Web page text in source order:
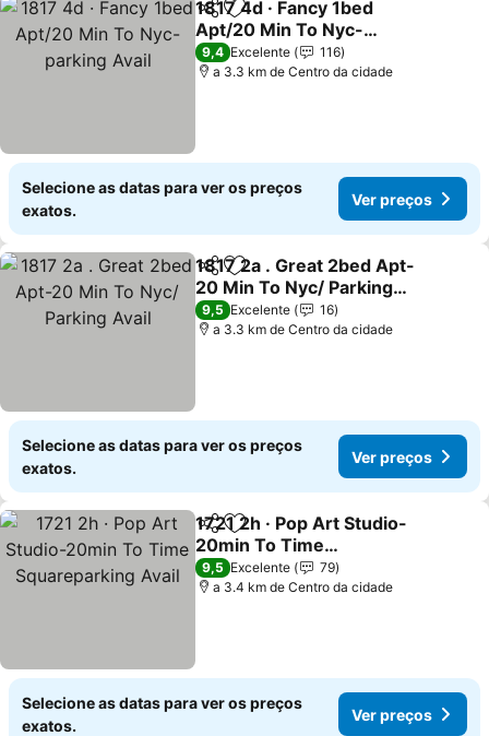
PartilharAdicionar aos favoritos
1817 4d · Fancy 1bed
Apt/20 Min To Nyc-
parking Avail
Ver preços
9,4 Excelente
116
a 3.3 km de Centro da cidade
Selecione as datas para ver os preços
exatos.
Ver preços
PartilharAdicionar aos favoritos
1817 2a . Great 2bed Apt-
20 Min To Nyc/ Parking
Avail
Ver preços
9,5 Excelente
16
a 3.3 km de Centro da cidade
Selecione as datas para ver os preços
exatos.
Ver preços
PartilharAdicionar aos favoritos
1721 2h · Pop Art Studio-
20min To Time
Squareparking Avail
Ver preços
9,5 Excelente
79
a 3.4 km de Centro da cidade
Selecione as datas para ver os preços
exatos.
Ver preços